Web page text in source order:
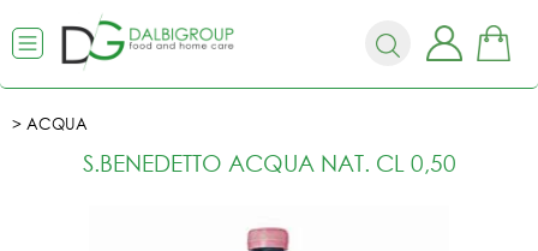
ACQUA
S.BENEDETTO ACQUA NAT. CL 0,50